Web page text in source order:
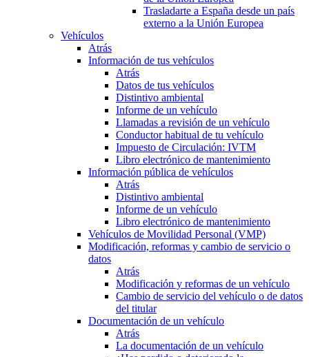
Trasladarte a España desde un país
externo a la Unión Europea
Vehículos
Atrás
Información de tus vehículos
Atrás
Datos de tus vehículos
Distintivo ambiental
Informe de un vehículo
Llamadas a revisión de un vehículo
Conductor habitual de tu vehículo
Impuesto de Circulación: IVTM
Libro electrónico de mantenimiento
Información pública de vehículos
Atrás
Distintivo ambiental
Informe de un vehículo
Libro electrónico de mantenimiento
Vehículos de Movilidad Personal (VMP)
Modificación, reformas y cambio de servicio o
datos
Atrás
Modificación y reformas de un vehículo
Cambio de servicio del vehículo o de datos
del titular
Documentación de un vehículo
Atrás
La documentación de un vehículo